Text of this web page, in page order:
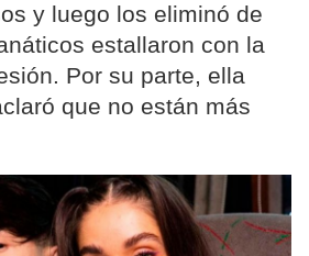
y luego los eliminó de
estallaron con la
Por su parte, ella
que no están más